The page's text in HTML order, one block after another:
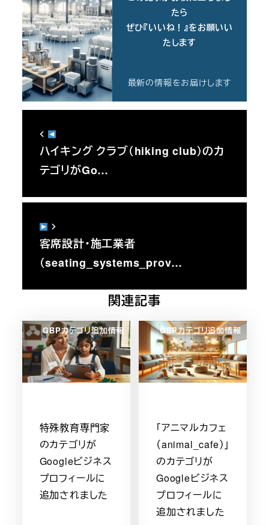
たら
ぜひ『いいね！』をお願いい
たします
最新の情報をお届けします
ハイキング クラブ（hiking club）のカ
テゴリがGo…
客席設計・施工業者
（seating_systems_prov…
関連記事
GBPカテゴリ追加情報
特殊教育専門家
のカテゴリが
Googleビジネス
プロフィールに
追加されました
GBPカテゴリ追加情報
「アニマルカフェ
（animal_cafe）」
のカテゴリが
Googleビジネス
プロフィールに
追加されました